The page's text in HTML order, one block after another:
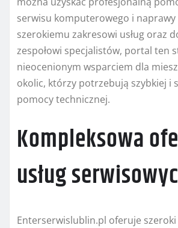
serwisu komputerowego i
szerokiemu zakresowi usług oraz
zespołowi specjalistów, portal ten
nieocenionym wsparciem dla
okolic, którzy potrzebują szybkiej i
pomocy technicznej.
Kompleksowa
usług
Enterserwislublin.pl oferuje szeroki